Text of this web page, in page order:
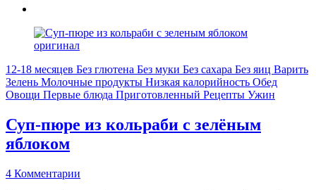
12-18 месяцев Без глютена Без муки Без сахара Без яиц Варить
Зелень Молочные продукты Низкая калорийность Обед
Овощи Первые блюда Приготовленный Рецепты Ужин
Суп-пюре из кольраби с зелёным
яблоком
4 Комментарии